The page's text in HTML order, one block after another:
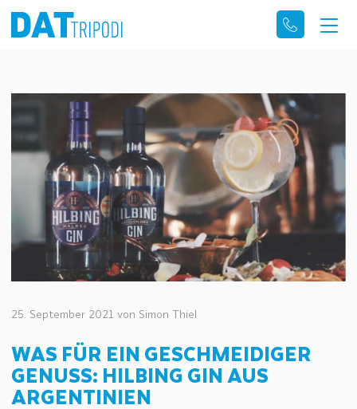
BLACK RANCH
NEWS
ÜBER UNS
KARRIERE
KONTAKT
25. September 2021 von Simon Thiel
WAS FÜR EIN GESCHMEIDIGER
GENUSS: HILBING GIN AUS
ARGENTINIEN